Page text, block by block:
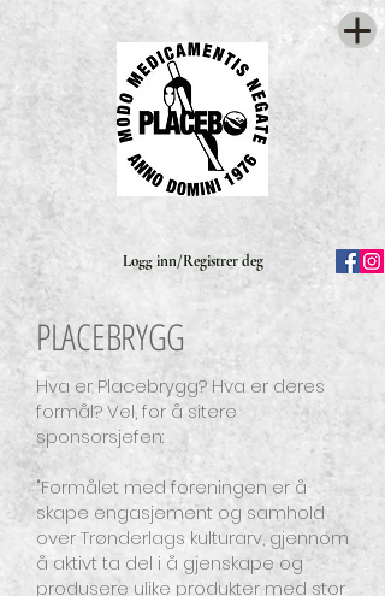
Logg inn/Registrer deg
PLACEBRYGG
Hva er Placebrygg? Hva er deres
formål? Vel, for å sitere
sponsorsjefen:
"Formålet med foreningen er å
skape engasjement og samhold
over Trønderlags kulturarv, gjennom
å aktivt ta del i å gjenskape og
produsere ulike produkter med stor